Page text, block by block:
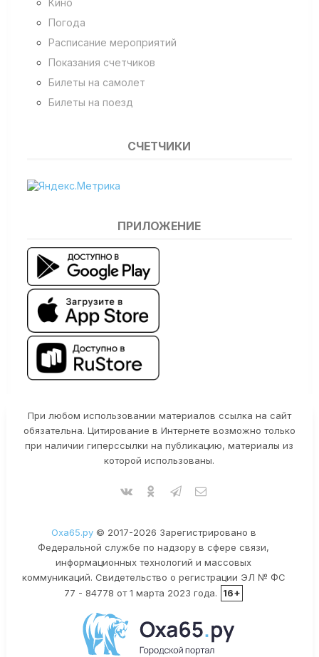
Кино
Погода
Расписание мероприятий
Показания счетчиков
Билеты на самолет
Билеты на поезд
СЧЕТЧИКИ
ПРИЛОЖЕНИЕ
При любом использовании материалов ссылка на сайт
обязательна. Цитирование в Интернете возможно только
при наличии гиперссылки на публикацию, материалы из
которой использованы.
Оха65.ру© 2017-2026 Зарегистрировано в
Федеральной службе по надзору в сфере связи,
информационных технологий и массовых
коммуникаций. Свидетельство о регистрации ЭЛ № ФС
77 - 84778 от 1 марта 2023 года.
16+